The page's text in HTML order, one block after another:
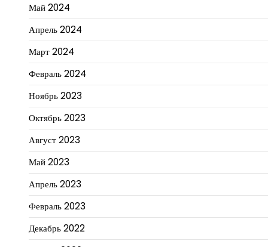
Май 2024
Апрель 2024
Март 2024
Февраль 2024
Ноябрь 2023
Октябрь 2023
Август 2023
Май 2023
Апрель 2023
Февраль 2023
Декабрь 2022